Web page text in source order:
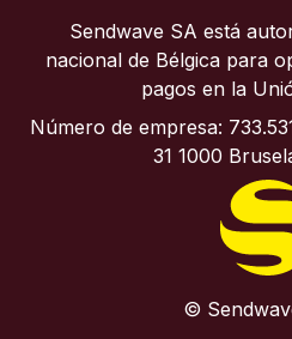
Italia
Portugal
Reino Unido
Sendwave SA está
nacional de Bélgica para
pagos en la
Número de empresa:
31 1000
©